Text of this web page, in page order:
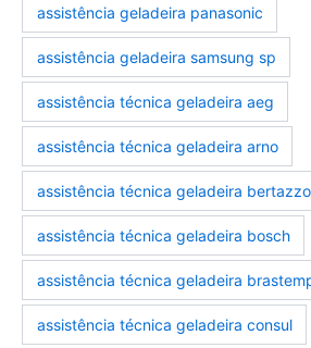
assistência geladeira panasonic
assistência geladeira samsung sp
assistência técnica geladeira aeg
assistência técnica geladeira arno
assistência técnica geladeira
assistência técnica geladeira bosch
assistência técnica geladeira
assistência técnica geladeira consul